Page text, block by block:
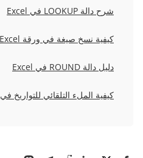
شرح دالة LOOKUP في Excel
كيفية نسخ صيغة في ورقة Excel
دليل دالة ROUND في Excel
كيفية الملء التلقائي للتواريخ في Excel